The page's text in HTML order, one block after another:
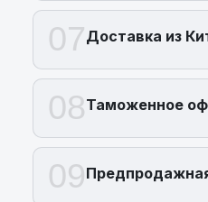
07Доставка из
08Таможенное
09